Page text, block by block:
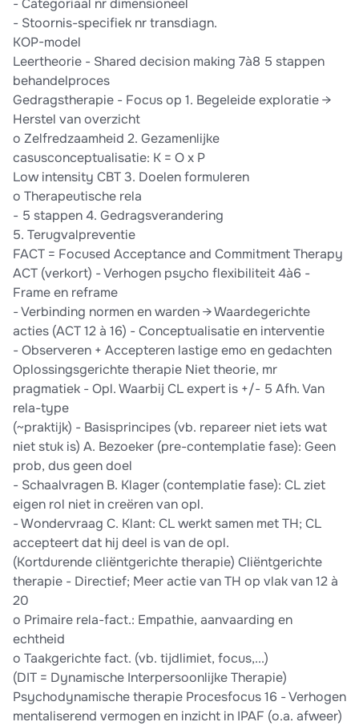
- Categoriaal nr dimensioneel
- Stoornis-specifiek nr transdiagn.
KOP-model
Leertheorie - Shared decision making 7à8 5 stappen
behandelproces
Gedragstherapie - Focus op 1. Begeleide exploratie →
Herstel van overzicht
o Zelfredzaamheid 2. Gezamenlijke
casusconceptualisatie: K = O x P
Low intensity CBT 3. Doelen formuleren
o Therapeutische rela
- 5 stappen 4. Gedragsverandering
5. Terugvalpreventie
FACT = Focused Acceptance and Commitment Therapy
ACT (verkort) - Verhogen psycho flexibiliteit 4à6 -
Frame en reframe
- Verbinding normen en warden → Waardegerichte
acties (ACT 12 à 16) - Conceptualisatie en interventie
- Observeren + Accepteren lastige emo en gedachten
Oplossingsgerichte therapie Niet theorie, mr
pragmatiek - Opl. Waarbij CL expert is +/- 5 Afh. Van
rela-type
(~praktijk) - Basisprincipes (vb. repareer niet iets wat
niet stuk is) A. Bezoeker (pre-contemplatie fase): Geen
prob, dus geen doel
- Schaalvragen B. Klager (contemplatie fase): CL ziet
eigen rol niet in creëren van opl.
- Wondervraag C. Klant: CL werkt samen met TH; CL
accepteert dat hij deel is van de opl.
(Kortdurende cliëntgerichte therapie) Cliëntgerichte
therapie - Directief; Meer actie van TH op vlak van 12 à
20
o Primaire rela-fact.: Empathie, aanvaarding en
echtheid
o Taakgerichte fact. (vb. tijdlimiet, focus,...)
(DIT = Dynamische Interpersoonlijke Therapie)
Psychodynamische therapie Procesfocus 16 - Verhogen
mentaliserend vermogen en inzicht in IPAF (o.a. afweer)